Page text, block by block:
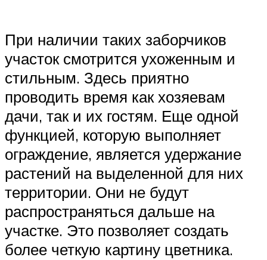
При наличии таких заборчиков
участок смотрится ухоженным и
стильным. Здесь приятно
проводить время как хозяевам
дачи, так и их гостям. Еще одной
функцией, которую выполняет
ограждение, является удержание
растений на выделенной для них
территории. Они не будут
распространяться дальше на
участке. Это позволяет создать
более четкую картину цветника.